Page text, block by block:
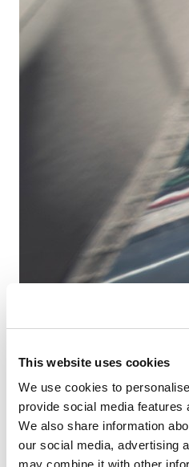
This website uses cookies
We use cookies to
provide social media features
We also share information
our social media, advertising
may combine it with other